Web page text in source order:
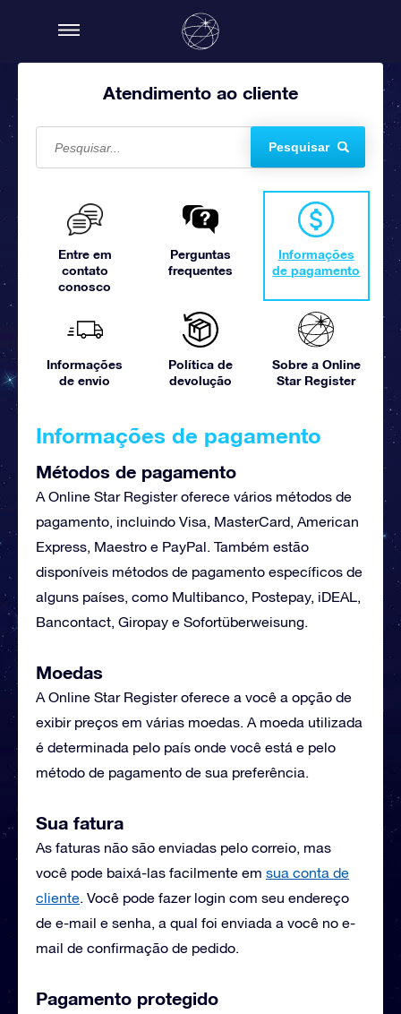
Atendimento ao cliente
Pesquisar
Entre em
contato
conosco
Perguntas
frequentes
Informações
de pagamento
Informações
de envio
Política de
devolução
Sobre a Online
Star Register
Informações de pagamento
Métodos de pagamento
A Online Star Register oferece vários métodos de
pagamento, incluindo Visa, MasterCard, American
Express, Maestro e PayPal. Também estão
disponíveis métodos de pagamento específicos de
alguns países, como Multibanco, Postepay, iDEAL,
Bancontact, Giropay e Sofortüberweisung.
Moedas
A Online Star Register oferece a você a opção de
exibir preços em várias moedas. A moeda utilizada
é determinada pelo país onde você está e pelo
método de pagamento de sua preferência.
Sua fatura
As faturas não são enviadas pelo correio, mas
você pode baixá-las facilmente em sua conta de
cliente. Você pode fazer login com seu endereço
de e-mail e senha, a qual foi enviada a você no e-
mail de confirmação de pedido.
Pagamento protegido